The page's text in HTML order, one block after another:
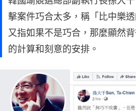
擊案件巧合太多，稱「比中樂
又指如果不是巧合，那麼顯然
的計算和刻意的安排。